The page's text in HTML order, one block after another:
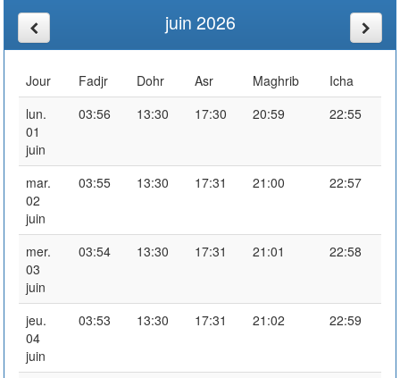
juin 2026
Jour Fadjr Dohr Asr Maghrib
Icha
lun.
01
juin
03:56 13:30 17:30 20:59 22:55
mar.
02
juin
03:55 13:30 17:31 21:00 22:57
mer.
03
juin
03:54 13:30 17:31 21:01 22:58
jeu.
04
juin
03:53 13:30 17:31 21:02 22:59